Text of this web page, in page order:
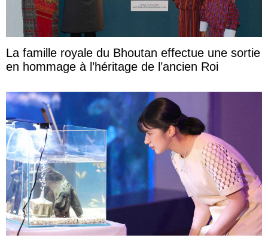
La famille royale du Bhoutan effectue une sortie
en hommage à l’héritage de l’ancien Roi